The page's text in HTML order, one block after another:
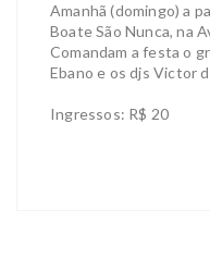
Amanhã (domingo) a
Boate São Nunca, na
Comandam a festa o
Ebano e os djs Victor
Ingressos: R$ 20